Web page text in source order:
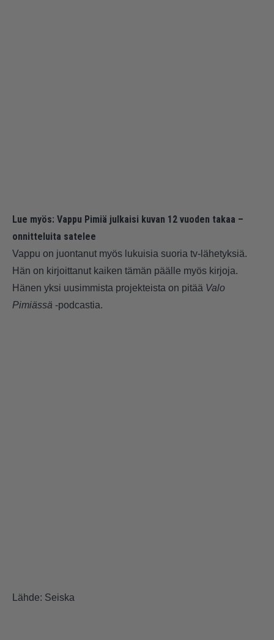
Lue myös: Vappu Pimiä julkaisi kuvan 12 vuoden takaa –
onnitteluita satelee
Vappu on juontanut myös lukuisia suoria tv-lähetyksiä.
Hän on kirjoittanut kaiken tämän päälle myös kirjoja.
Hänen yksi uusimmista projekteista on pitää Valo
Pimiässä -podcastia.
Lähde: Seiska